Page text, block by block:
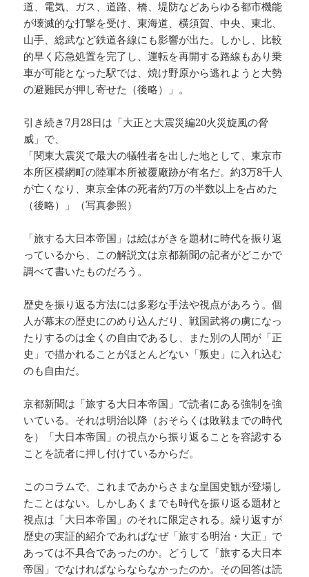
道、電気、ガス、道路、橋、堤防などあらゆる都市機能
が壊滅的な打撃を受け、東海道、横須賀、中央、東北、
山手、総武など鉄道各線にも影響が出た。しかし、比較
的早く応急処置を完了し、運転を再開する路線もあり乗
車が可能となった駅では、焼け野原から逃れようと大勢
の避難民が押し寄せた（後略）」。
引き続き7月28日は「大正と大震災編20火災旋風の脅
威」で、
「関東大震災で最大の犠牲者を出した地として、東京市
本所区横網町の陸軍本所被覆廠跡が有名だ。約3万8千人
が亡くなり、東京全体の死者約7万の半数以上を占めた
（後略）」（写真参照）
「旅する大日本帝国」は絵はがきを題材に時代を振り返
っているから、この解説文は京都新聞の記者がどこかで
調べて書いたものだろう。
歴史を振り返る方法には多彩な手法や視点があろう。個
人が幕末の歴史にのめり込んだり、戦国武将の虜になっ
たりするのは全くの自由であるし、また別の人間が「正
史」で描かれることがほとんどない「叛史」に入れ込む
のも自由だ。
京都新聞は「旅する大日本帝国」で読者にある強制を強
いている。それは明治以降（おそらくは敗戦までの時代
を）「大日本帝国」の視点から振り返ることを容認する
ことを読者に押し付けているからだ。
このコラムで、これまであからさまな皇国史観が登場し
たことはない。しかしあくまでも時代を振り返る題材と
視点は「大日本帝国」のそれに限定される。繰り返すが
歴史の実証的紹介であればなぜ「旅する明治・大正」で
あっては不具合であったのか。どうして「旅する大日本
帝国」でなければならならなかったのか。その回答は読